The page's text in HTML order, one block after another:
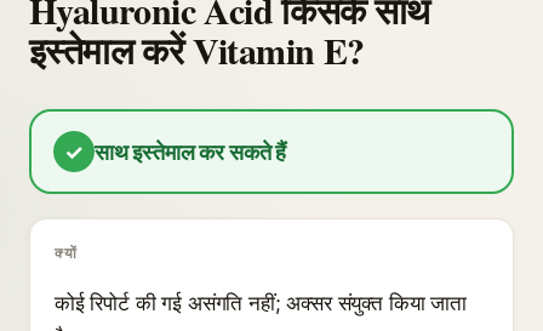
इस्तेमाल करें Vitamin E?
✓ साथ इस्तेमाल कर सकते हैं
क्यों
कोई रिपोर्ट की गई असंगति नहीं; अक्सर संयुक्त किया जाता